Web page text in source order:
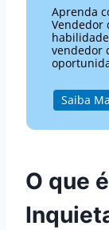
Aprenda
Vendedor
vendedor
Saiba
O que